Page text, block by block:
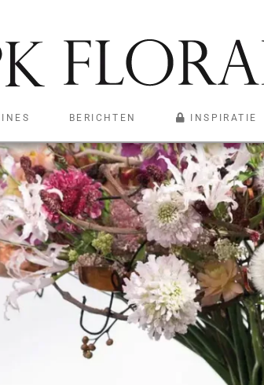
BERICHTEN INSPIRATIE